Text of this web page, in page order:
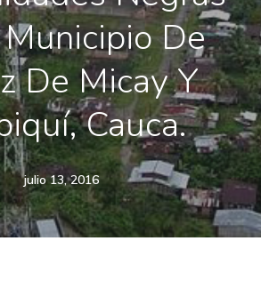
De
De Micay Y
Cauca.
julio 13, 2016